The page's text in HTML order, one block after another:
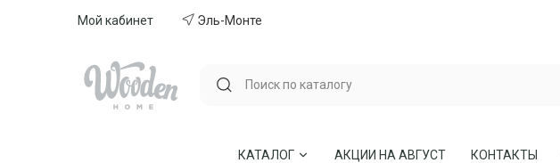
Мой кабинет Эль-Монте
КАТАЛОГ АКЦИИ НА АВГУСТ КОНТАКТЫ